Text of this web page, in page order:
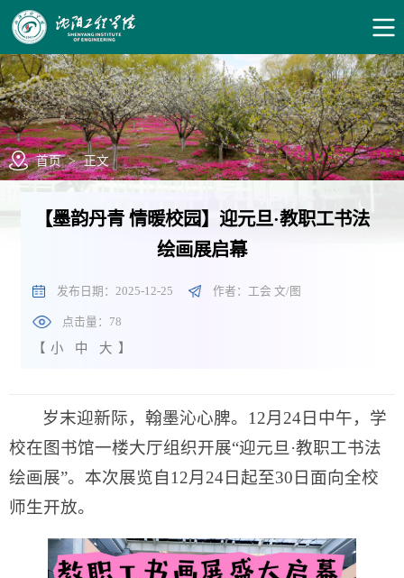
首页 > 正文
【墨韵丹青 情暖校园】迎元旦·教职工书法
绘画展启幕
发布日期：2025-12-25 作者：工会 文/图
点击量： 78
【 小 中 大 】
岁末迎新际，翰墨沁心脾。12月24日中午，学
校在图书馆一楼大厅组织开展“迎元旦·教职工书法
绘画展”。本次展览自12月24日起至30日面向全校
师生开放。